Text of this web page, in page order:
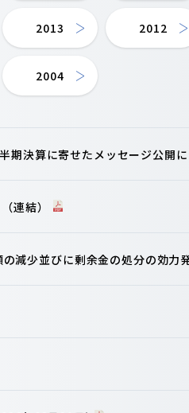
2013 2012
2004
期決算に寄せたメッセージ公開
連結）
減少並びに剰余金の処分の効力